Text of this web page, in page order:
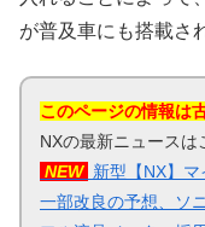
が普及車にも搭載さ
このページの情報は
NXの最新ニュースは
NEW 新型【NX】
一部改良の予想、ソ